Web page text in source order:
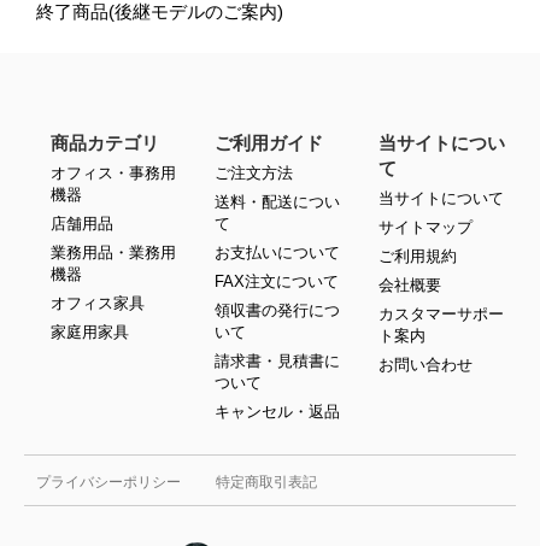
終了商品(後継モデルのご案内)
プライバシーポリシー 特定商取引表記
商品カテゴリ
オフィス・事務用
機器
店舗用品
業務用品・業務用
機器
オフィス家具
家庭用家具
ご利用ガイド
ご注文方法
送料・配送につい
て
お支払いについて
FAX注文について
領収書の発行につ
いて
請求書・見積書に
ついて
キャンセル・返品
当サイトについ
て
当サイトについて
サイトマップ
ご利用規約
会社概要
カスタマーサポー
ト案内
お問い合わせ